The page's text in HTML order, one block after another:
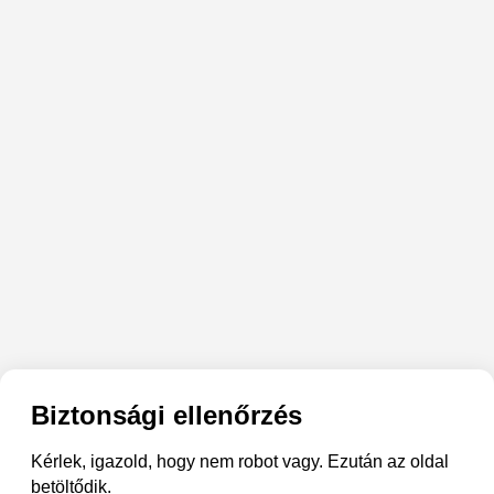
Biztonsági ellenőrzés
Kérlek, igazold, hogy nem robot vagy. Ezután az oldal
betöltődik.